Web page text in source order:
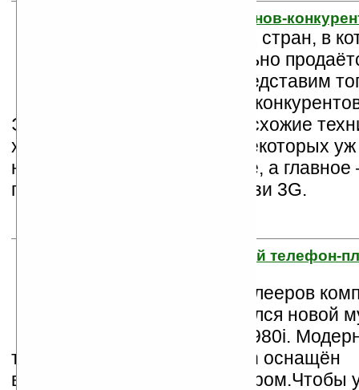
15. Топ-10 смартфонов-
Пока жители 22-х стран, в
3G уже официально
магазины, мы представим
коммуникаторов-
Эти коммуникаторы имеют схожие
характеристики, а дизайн некоторых
на новый смартфон от Apple, а
поддерживают стандарт связи 3G.
16. W980i — старший телефон-
Ряд телефонов-плееров
Ericsson пополнился новой
раскладушкой W980i.
телефонный плеер Walkman оснащён
восьмиполосным эквалайзером.Чтобы